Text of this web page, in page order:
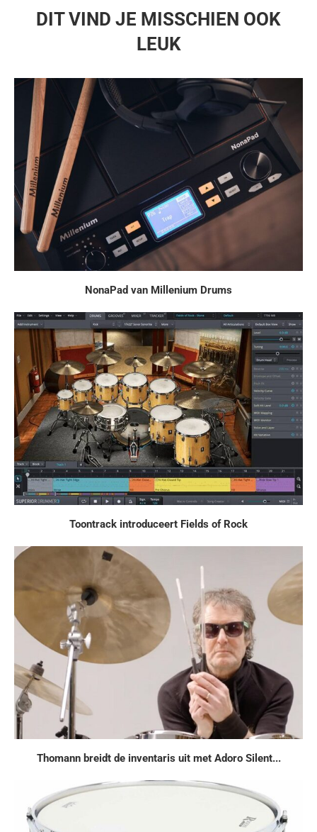
DIT VIND JE MISSCHIEN OOK
LEUK
NonaPad van Millenium Drums
Toontrack introduceert Fields of Rock
Thomann breidt de inventaris uit met Adoro Silent...